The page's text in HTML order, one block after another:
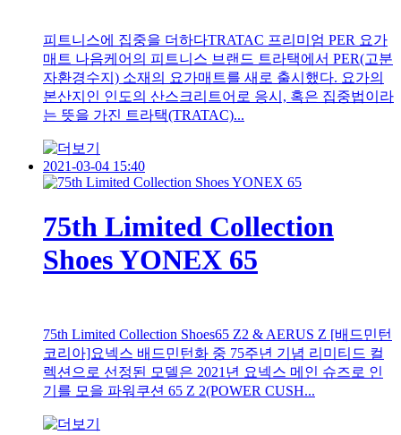
피트니스에 집중을 더하다TRATAC 프리미엄 PER 요가
매트 나음케어의 피트니스 브랜드 트라택에서 PER(고분
자환경수지) 소재의 요가매트를 새로 출시했다. 요가의
본산지인 인도의 산스크리트어로 응시, 혹은 집중법이라
는 뜻을 가진 트라택(TRATAC)...
2021-03-04 15:40
75th Limited Collection
Shoes YONEX 65
75th Limited Collection Shoes65 Z2 & AERUS Z [배드민턴
코리아]요넥스 배드민턴화 중 75주년 기념 리미티드 컬
렉션으로 선정된 모델은 2021년 요넥스 메인 슈즈로 인
기를 모을 파워쿠션 65 Z 2(POWER CUSH...